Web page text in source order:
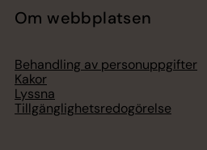
Om webbplatsen
Behandling av personuppgifter
Kakor
Lyssna
Tillgänglighetsredogörelse